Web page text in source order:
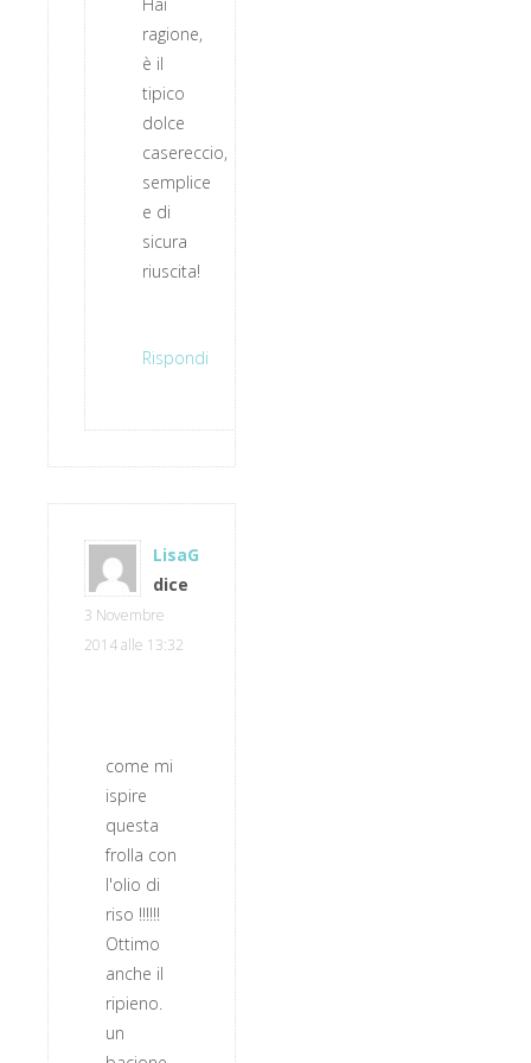
Hai
ragione,
è il
tipico
dolce
casereccio,
semplice
e di
sicura
riuscita!
Rispondi
LisaG
dice
3 Novembre
2014 alle 13:32
come mi
ispire
questa
frolla con
l'olio di
riso !!!!!!
Ottimo
anche il
ripieno.
un